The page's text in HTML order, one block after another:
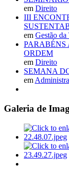
em Direito
III
em Gestão
PARABÉNS
ORDEM
em Direito
SEMANA
em
Galeria de